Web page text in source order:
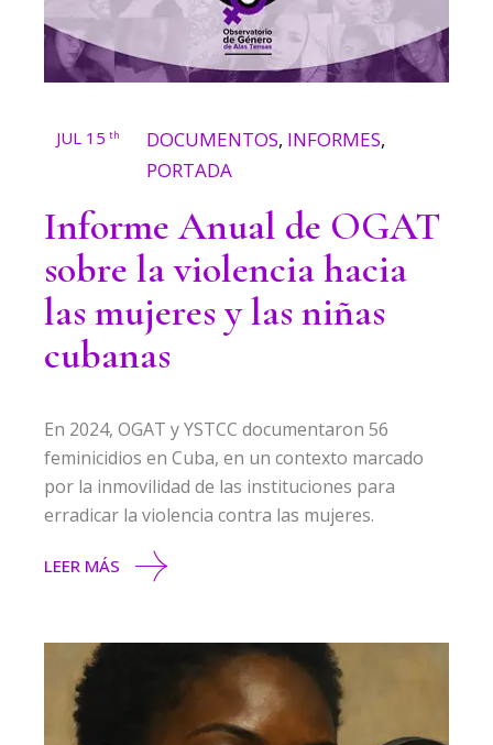
JUL 15 th DOCUMENTOS, INFORMES,
PORTADA
Informe Anual de OGAT
sobre la violencia hacia
las mujeres y las niñas
cubanas
En 2024, OGAT y YSTCC documentaron 56
feminicidios en Cuba, en un contexto marcado
por la inmovilidad de las instituciones para
erradicar la violencia contra las mujeres.
LEER MÁS